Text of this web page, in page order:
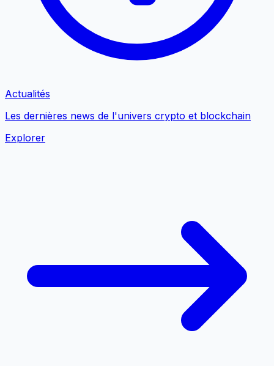
Actualités
Les dernières news de l'univers crypto et blockchain
Explorer